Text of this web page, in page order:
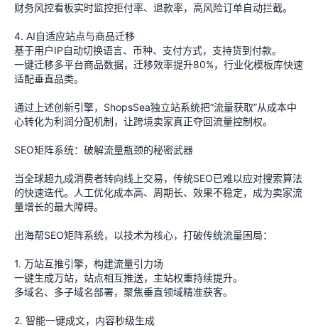
财务风控看板实时监控拒付率、退款率，高风险订单自动拦截。
4. AI自适应站点与商品迁移
基于用户IP自动切换语言、币种、支付方式，支持货到付款。
一键迁移多平台商品数据，迁移效率提升80%，行业化模板库快速
适配垂直品类。
通过上述创新引擎，ShopsSea独立站系统把“流量获取”从成本中
心转化为利润分配机制，让跨境卖家真正夺回流量控制权。
SEO矩阵系统：破解流量瓶颈的秘密武器
当全球超九成消费者转向线上交易，传统SEO已难以应对搜索算法
的快速迭代。人工优化成本高、周期长、效果不稳定，成为卖家流
量增长的最大障碍。
出海帮SEO矩阵系统，以技术为核心，打破传统流量困局：
1. 万站互推引擎，构建流量引力场
一键生成万站，站点相互推送，主站权重持续提升。
多域名、多子域名部署，聚焦垂直领域精准获客。
2. 智能一键成文，内容秒级生成